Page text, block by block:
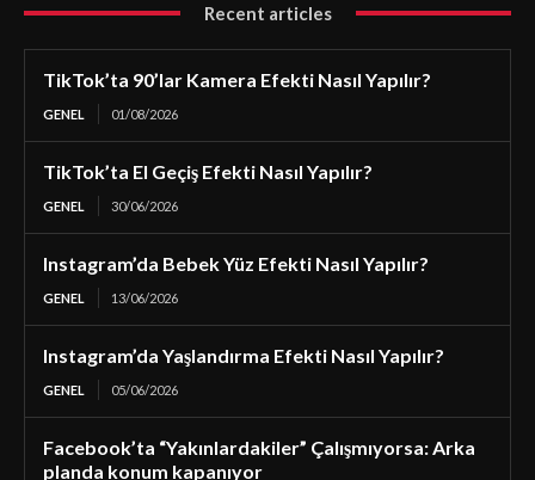
Recent articles
TikTok’ta 90’lar Kamera Efekti Nasıl Yapılır?
GENEL 01/08/2026
TikTok’ta El Geçiş Efekti Nasıl Yapılır?
GENEL 30/06/2026
Instagram’da Bebek Yüz Efekti Nasıl Yapılır?
GENEL 13/06/2026
Instagram’da Yaşlandırma Efekti Nasıl Yapılır?
GENEL 05/06/2026
Facebook’ta “Yakınlardakiler” Çalışmıyorsa: Arka
planda konum kapanıyor